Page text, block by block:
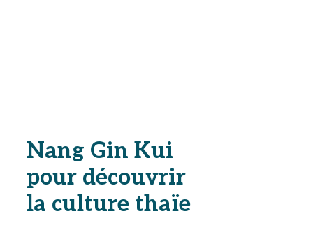
Nang Gin Kui
pour découvrir
la culture thaïe